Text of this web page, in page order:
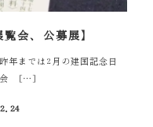
会、公募展】
年までは2月の建国記念日
会 […]